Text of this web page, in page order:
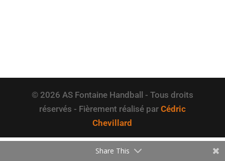
© 2026 AS Fontaine Handball - Tous droits
réservés - Fièrement réalisé par Cédric
Chevillard
Share This